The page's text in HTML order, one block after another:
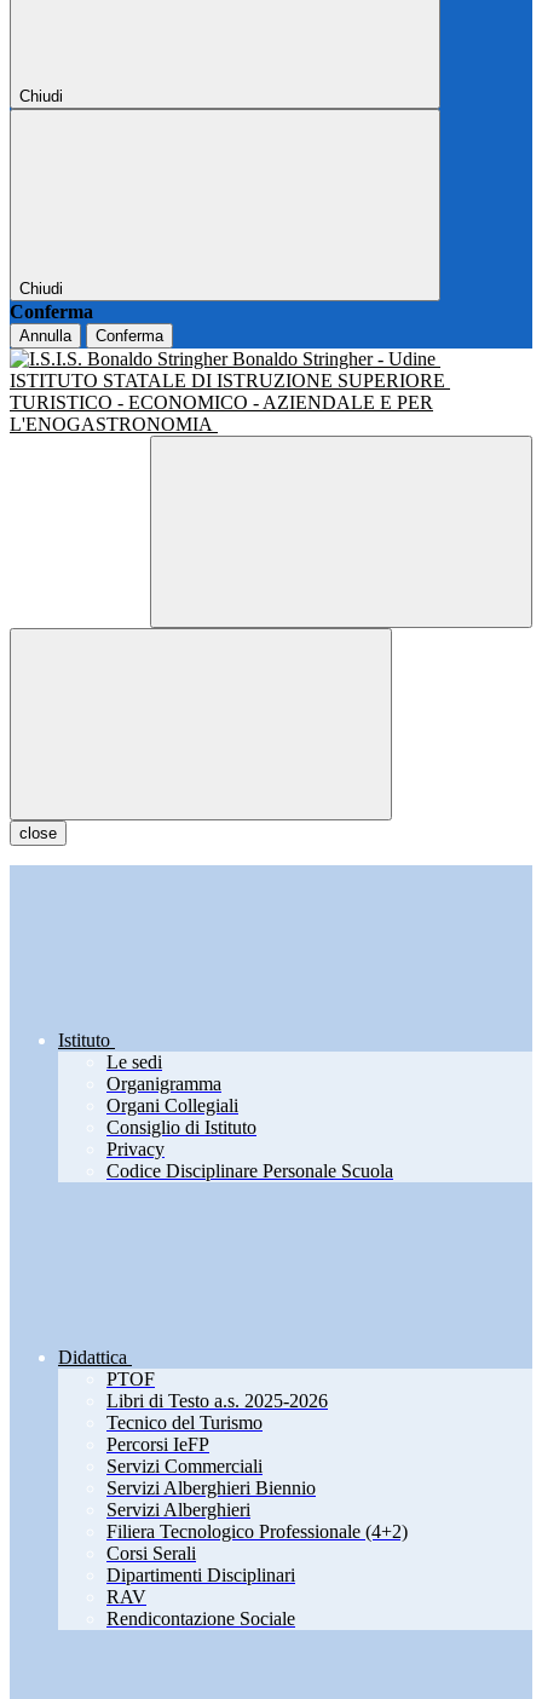
Chiudi
Chiudi
Conferma
Annulla Conferma
Bonaldo Stringher - Udine
ISTITUTO STATALE DI ISTRUZIONE SUPERIORE
TURISTICO - ECONOMICO - AZIENDALE E PER
L'ENOGASTRONOMIA
close
Istituto
Le sedi
Organigramma
Organi Collegiali
Consiglio di Istituto
Privacy
Codice Disciplinare Personale Scuola
Didattica
PTOF
Libri di Testo a.s. 2025-2026
Tecnico del Turismo
Percorsi IeFP
Servizi Commerciali
Servizi Alberghieri Biennio
Servizi Alberghieri
Filiera Tecnologico Professionale (4+2)
Corsi Serali
Dipartimenti Disciplinari
RAV
Rendicontazione Sociale